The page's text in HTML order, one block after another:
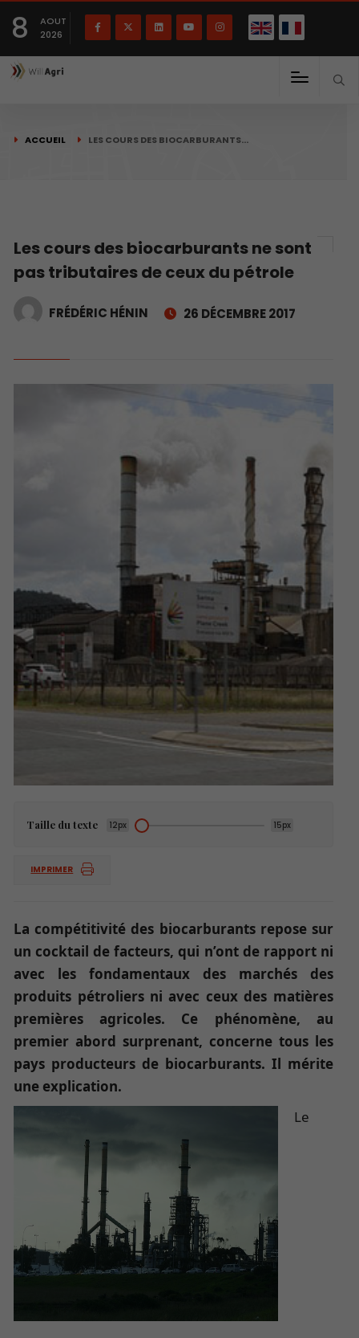
8
AOUT
2026
ACCUEIL LES COURS DES BIOCARBURANTS…
Les cours des biocarburants ne sont
pas tributaires de ceux du pétrole
FRÉDÉRIC HÉNIN 26 DÉCEMBRE 2017
Taille du texte 12px 15px
IMPRIMER
La compétitivité des biocarburants repose sur
un cocktail de facteurs, qui n’ont de rapport ni
avec les fondamentaux des marchés des
produits pétroliers ni avec ceux des matières
premières agricoles. Ce phénomène, au
premier abord surprenant, concerne tous les
pays producteurs de biocarburants. Il mérite
une explication.
Le
Français English(English)